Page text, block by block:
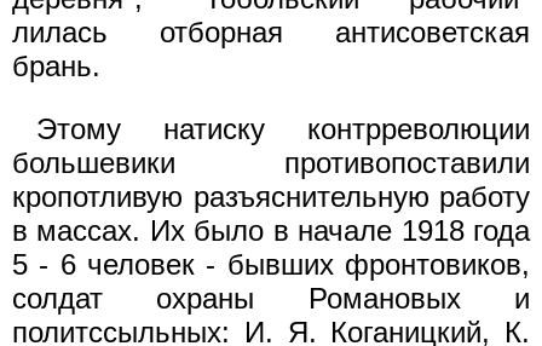
лилась отборная антисоветская
брань.
Этому натиску контрреволюции
большевики противопоставили
кропотливую разъяснительную работу
в массах. Их было в начале 1918 года
5 - 6 человек - бывших фронтовиков,
солдат охраны Романовых и
политссыльных: И. Я. Коганицкий, К.